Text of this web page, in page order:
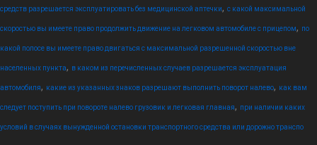
средств разрешается эксплуатировать без медицинской аптечки, с какой максимальной
скоростью вы имеете право продолжить движение на легковом автомобиле с прицепом, по
какой полосе вы имеете право двигаться с максимальной разрешенной скоростью вне
населенных пункта, в каком из перечисленных случаев разрешается эксплуатация
автомобиля, какие из указанных знаков разрешают выполнить поворот налево, как вам
следует поступить при повороте налево грузовик и легковая главная, при наличии каких
условий в случаях вынужденной остановки транспортного средства или дорожно транспо